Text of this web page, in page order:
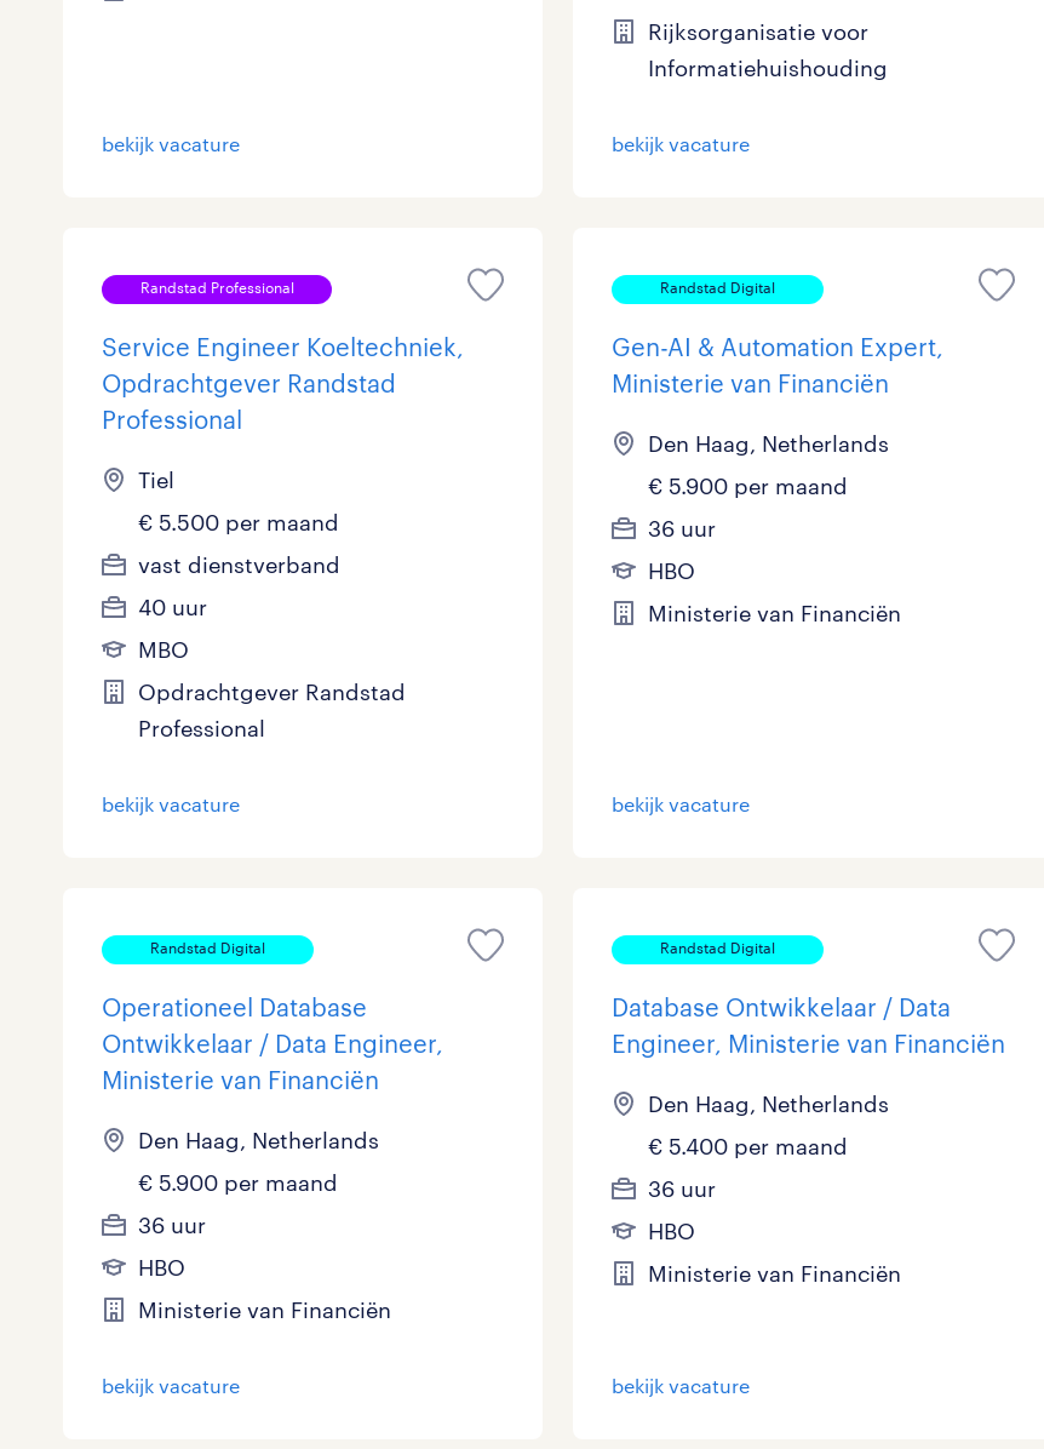
Management / Leidinggevend
Overig Personeel & Organisatie
toon 3.694 resultaten
bekijk vacature
Rijksorganisatie voor
Informatiehuishouding
bekijk vacature
Randstad Professional
Service Engineer Koeltechniek,
Opdrachtgever Randstad
Professional
Tiel
€ 5.500 per maand
vast dienstverband
40 uur
MBO
Opdrachtgever Randstad
Professional
bekijk vacature
Randstad Digital
Gen-AI & Automation Expert,
Ministerie van Financiën
Den Haag, Netherlands
€ 5.900 per maand
36 uur
HBO
Ministerie van Financiën
bekijk vacature
Randstad Digital
Operationeel Database
Ontwikkelaar / Data Engineer,
Ministerie van Financiën
Den Haag, Netherlands
€ 5.900 per maand
36 uur
HBO
Ministerie van Financiën
bekijk vacature
Randstad Digital
Database Ontwikkelaar / Data
Engineer, Ministerie van Financiën
Den Haag, Netherlands
€ 5.400 per maand
36 uur
HBO
Ministerie van Financiën
bekijk vacature